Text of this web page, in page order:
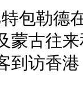
包勒德
蒙古往
到访香